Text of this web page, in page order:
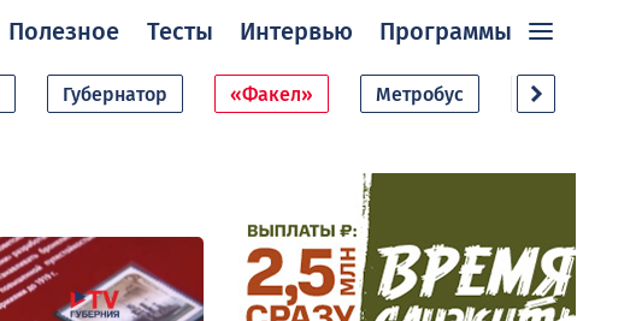
Полезное Тесты Интервью Программы
Губернатор «Факел» Метробус Дачный